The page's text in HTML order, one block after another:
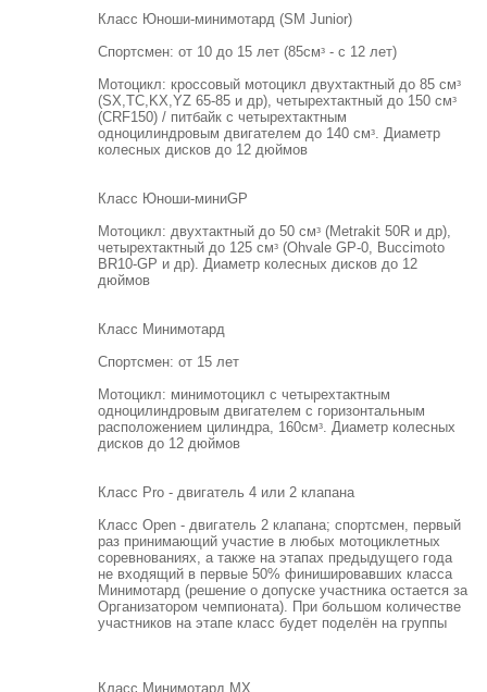
Класс Юноши-минимотард (SM Junior)
Спортсмен: от 10 до 15 лет (85смᶟ - с 12 лет)
Мотоцикл: кроссовый мотоцикл двухтактный до 85 смᶟ
(SX,TC,KX,YZ 65-85 и др), четырехтактный до 150 смᶟ
(CRF150) / питбайк с четырехтактным
одноцилиндровым двигателем до 140 смᶟ. Диаметр
колесных дисков до 12 дюймов
Класс Юноши-миниGP
Мотоцикл: двухтактный до 50 смᶟ (Metrakit 50R и др),
четырехтактный до 125 смᶟ (Ohvale GP-0, Buccimoto
BR10-GP и др). Диаметр колесных дисков до 12
дюймов
Класс Минимотард
Спортсмен: от 15 лет
Мотоцикл: минимотоцикл с четырехтактным
одноцилиндровым двигателем с горизонтальным
расположением цилиндра, 160смᶟ. Диаметр колесных
дисков до 12 дюймов
Класс Pro - двигатель 4 или 2 клапана
Класс Open - двигатель 2 клапана; спортсмен, первый
раз принимающий участие в любых мотоциклетных
соревнованиях, а также на этапах предыдущего года
не входящий в первые 50% финишировавших класса
Минимотард (решение о допуске участника остается за
Организатором чемпионата). При большом количестве
участников на этапе класс будет поделён на группы
Класс Минимотард МХ